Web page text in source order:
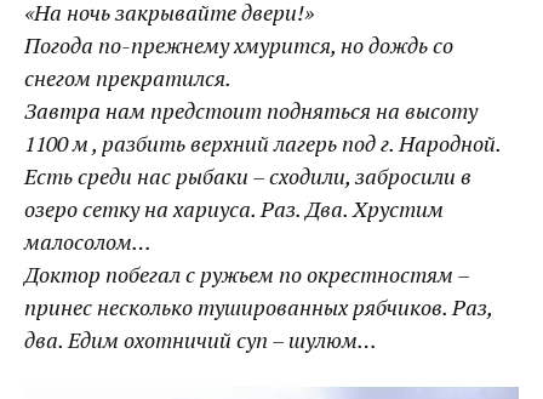
«На ночь закрывайте двери!»
Погода по-прежнему хмурится, но дождь со
снегом прекратился.
Завтра нам предстоит подняться на высоту
1100 м , разбить верхний лагерь под г. Народной.
Есть среди нас рыбаки – сходили, забросили в
озеро сетку на хариуса. Раз. Два. Хрустим
малосолом…
Доктор побегал с ружьем по окрестностям –
принес несколько тушированных рябчиков. Раз,
два. Едим охотничий суп – шулюм…